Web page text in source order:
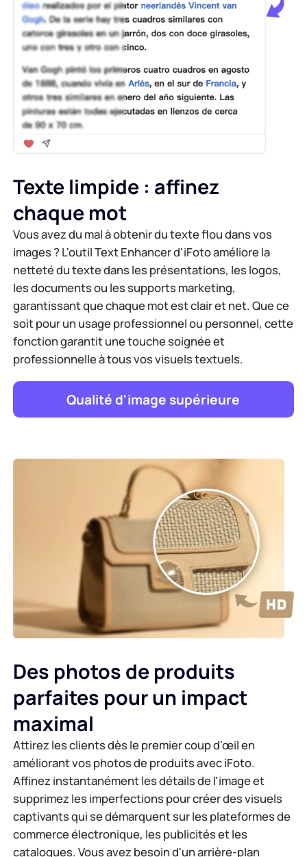
Texte limpide : affinez
chaque mot
Vous avez du mal à obtenir du texte flou dans vos
images ? L'outil Text Enhancer d'iFoto améliore la
netteté du texte dans les présentations, les logos,
les documents ou les supports marketing,
garantissant que chaque mot est clair et net. Que ce
soit pour un usage professionnel ou personnel, cette
fonction garantit une touche soignée et
professionnelle à tous vos visuels textuels.
Qualité d'image supérieure
Des photos de produits
parfaites pour un impact
maximal
Attirez les clients dès le premier coup d'œil en
améliorant vos photos de produits avec iFoto.
Affinez instantanément les détails de l'image et
supprimez les imperfections pour créer des visuels
captivants qui se démarquent sur les plateformes de
commerce électronique, les publicités et les
catalogues. Vous avez besoin d'un arrière-plan